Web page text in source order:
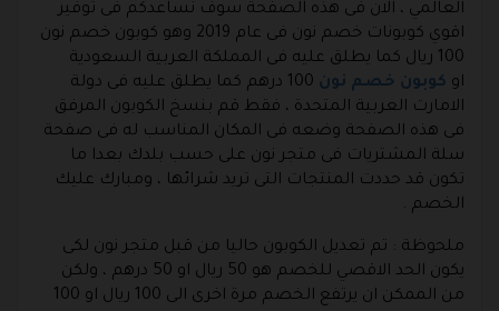
العالمي ، الان فى هذه الصفحة سوف نساعدكم فى توفير
اقوي كوبونات خصم نون فى عام 2019 وهو كوبون خصم نون
100 ريال كما يطلق عليه فى المملكة العربية السعودية
او كوبون خصم نون
100 درهم كما يطلق عليه فى دولة
الامارت العربية المتحدة ، فقط قم بنسخ الكوبون المرفق
فى هذه الصفحة وضعه فى المكان المناسب له فى صفحة
سلة المشتريات فى متجر نون على حسب بلدك بعدا ما
تكون قد حددت المنتجات التى تريد شرائها ، ومبارك عليك
الخصم .
ملحوظة : تم تعديل الكوبون حاليا من قبل متجر نون لكى
يكون الحد الاقصي للخصم هو 50 ريال او 50 درهم ، ولكن
من الممكن ان يرتفع الخصم مرة اخرى الى 100 ريال او 100